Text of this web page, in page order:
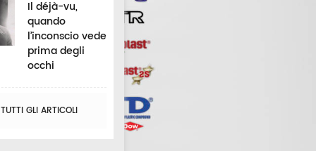
Il déjà-vu,
quando
l’inconscio vede
prima degli
occhi
GLI ARTICOLI